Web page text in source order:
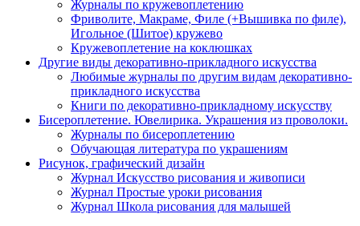
Журналы по кружевоплетению
Фриволите, Макраме, Филе (+Вышивка по филе),
Игольное (Шитое) кружево
Кружевоплетение на коклюшках
Другие виды декоративно-прикладного искусства
Любимые журналы по другим видам декоративно-
прикладного искусства
Книги по декоративно-прикладному искусству
Бисероплетение. Ювелирика. Украшения из проволоки.
Журналы по бисероплетению
Обучающая литература по украшениям
Рисунок, графический дизайн
Журнал Искусство рисования и живописи
Журнал Простые уроки рисования
Журнал Школа рисования для малышей